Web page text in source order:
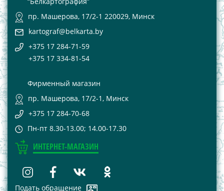
пр. Машерова, 17/2-1 220029, Минск
kartograf@belkarta.by
+375 17 284-71-59
+375 17 334-81-54
Фирменный магазин
пр. Машерова, 17/2-1, Минск
+375 17 284-70-68
Пн-пт 8.30-13.00; 14.00-17.30
ИНТЕРНЕТ-МАГАЗИН
Подать обращение